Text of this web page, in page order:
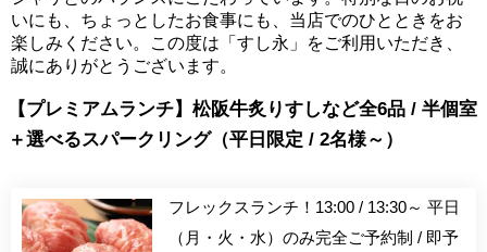
いにも、ちょっとしたお食事にも、当店でのひとときをお
楽しみください。この度は「すし永」をご利用いただき、
誠にありがとうございます。
【プレミアムランチ】松阪牛炙りすしなど全6品 / 半個室
＋選べるスパークリング（平日限定 / 2名様～）
フレックスランチ！13:00 / 13:30～ 平日
（月・火・水）のみ完全ご予約制 / 即予